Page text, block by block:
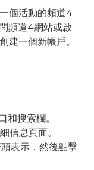
個活動的頻道4
頻道4網站或啟
建一個新帳戶。
和搜索欄。
信息頁面。
表示，然後點擊